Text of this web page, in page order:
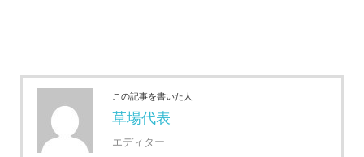
この記事を書いた人
草場代表
エディター